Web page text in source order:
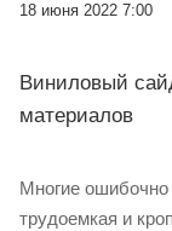
18 июня 2022 7:00
Виниловый
материалов
Многие ошибочно
трудоемкая и